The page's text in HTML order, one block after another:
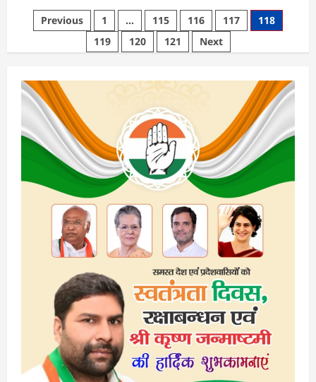
जामताड़ा
ने
27
राज्यों
30
Posts
pagination
Previous 1 … 115 116 117
118
119
120 121 Next